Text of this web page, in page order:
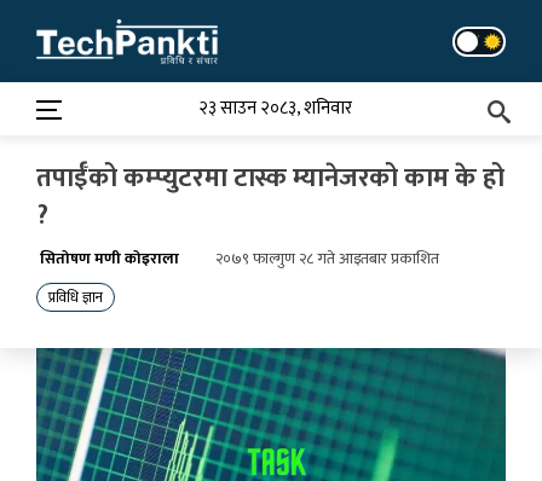
content
२३ साउन २०८३, शनिवार
तपाईँको कम्प्युटरमा टास्क म्यानेजरको काम के हो
?
सितोषण मणी कोइराला २०७९ फाल्गुण २८ गते आइतबार प्रकाशित
प्रविधि ज्ञान